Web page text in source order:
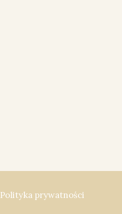
Polityka prywatności